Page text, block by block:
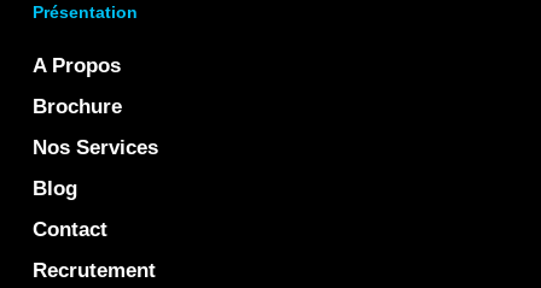
Présentation
A Propos
Brochure
Nos Services
Blog
Contact
Recrutement